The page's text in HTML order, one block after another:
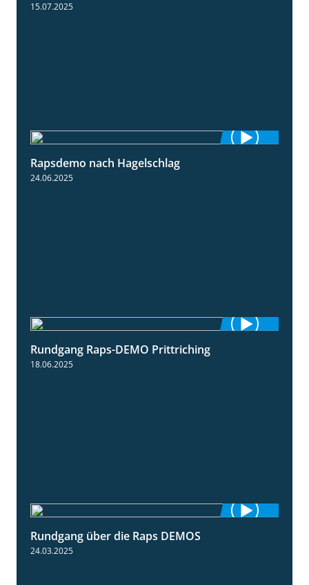
15.07.2025
Rapsdemo nach Hagelschlag
24.06.2025
Rundgang Raps-DEMO Prittriching
18.06.2025
Rundgang über die Raps DEMOS
24.03.2025